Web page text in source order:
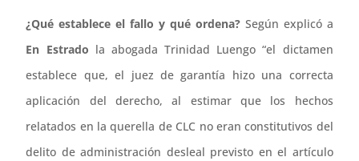
¿Qué establece el fallo y qué ordena?Según explicó a
En Estrado la abogada Trinidad Luengo “el dictamen
establece que, el juez de garantía hizo una correcta
aplicación del derecho, al estimar que los hechos
relatados en la querella de CLC no eran constitutivos del
delito de administración desleal previsto en el artículo